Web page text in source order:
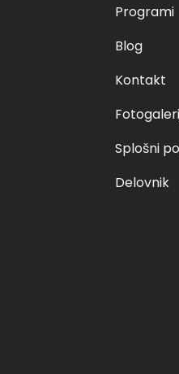
Programi
Blog
Kontakt
Splošni
Delovnik